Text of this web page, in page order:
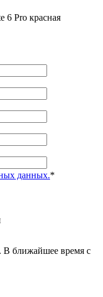
6 Pro красная
данных.*
В ближайшее время с